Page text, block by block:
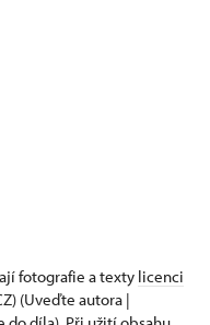
fotografie a texty licenci
(Uveďte autora |